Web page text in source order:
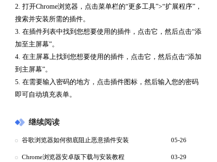
2. 打开Chrome浏览器，点击菜单栏的“更多工具”>“扩展程序”，
搜索并安装所需的插件。
3. 在插件列表中找到您想要使用的插件，点击它，然后点击“添
加至主屏幕”。
4. 在主屏幕上找到您想要使用的插件，点击它，然后点击“添加
到主屏幕”。
5. 在需要输入密码的地方，点击插件图标，然后输入您的密码
即可自动填充表单。
继续阅读
谷歌浏览器如何彻底阻止恶意插件安装 05-26
Chrome浏览器安卓版下载与安装教程 03-29